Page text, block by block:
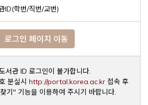
ID(학번/직번/교번)
로그인 페이지 이동
서관 ID 로그인이 불가합니다.
분실시 http://portal.korea.ac.krOpens a
접속 후
기" 기능을 이용하여 주시기 바랍니다.